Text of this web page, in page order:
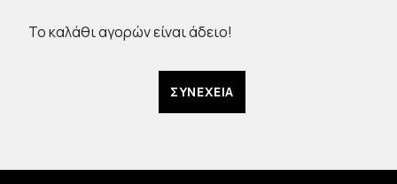
Το καλάθι αγορών είναι άδειο!
ΣΥΝΈΧΕΙΑ